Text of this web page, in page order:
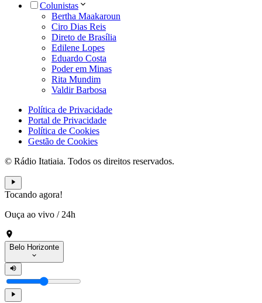
Colunistas
Bertha Maakaroun
Ciro Dias Reis
Direto de Brasília
Edilene Lopes
Eduardo Costa
Poder em Minas
Rita Mundim
Valdir Barbosa
Política de Privacidade
Portal de Privacidade
Política de Cookies
Gestão de Cookies
© Rádio Itatiaia. Todos os direitos reservados.
Tocando agora!
Ouça ao vivo / 24h
Belo Horizonte